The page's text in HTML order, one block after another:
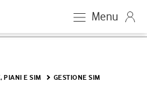
Menu
PIANI E SIM
GESTIONE SIM